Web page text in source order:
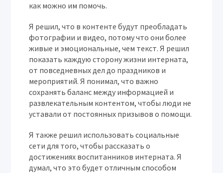
как можно им помочь.
Я решил, что в контенте будут преобладать
фотографии и видео, потому что они более
живые и эмоциональные, чем текст. Я решил
показать каждую сторону жизни интерната,
от повседневных дел до праздников и
мероприятий. Я понимал, что важно
сохранять баланс между информацией и
развлекательным контентом, чтобы люди не
уставали от постоянных призывов о помощи.
Я также решил использовать социальные
сети для того, чтобы рассказать о
достижениях воспитанников интерната. Я
думал, что это будет отличным способом